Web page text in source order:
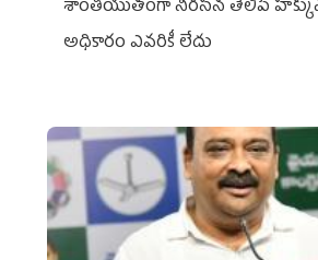
శాంతియుతంగా నిరసన తెలిపే
అధికారం ఎవరికీ లేదు